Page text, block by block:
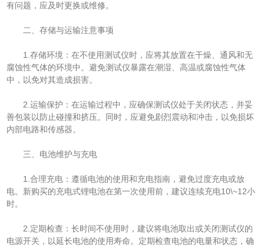
有问题，应及时更换或维修。
二、存储与运输注意事项
1.存储环境：在不使用测试仪时，应将其放置在干燥、通风和无
腐蚀性气体的环境中。避免测试仪暴露在潮湿、高温或腐蚀性气体
中，以免对其造成损害。
2.运输保护：在运输过程中，应确保测试仪处于关闭状态，并妥
善包装以防止碰撞和挤压。同时，应避免剧烈震动和冲击，以免损坏
内部电路和传感器。
三、电池维护与充电
1.合理充电：遵循电池的使用和充电指南，避免过度充电或放
电。新购买的充电式锂电池在第一次使用前，建议连续充电10\~12小
时。
2.定期检查：长时间不使用时，建议将电池取出或关闭测试仪的
电源开关，以延长电池的使用寿命。定期检查电池的电量和状态，确